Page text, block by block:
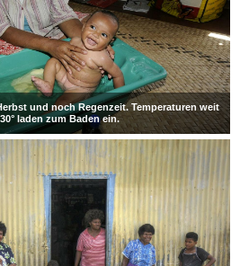
und noch Regenzeit. Temperaturen weit
laden zum Baden ein.